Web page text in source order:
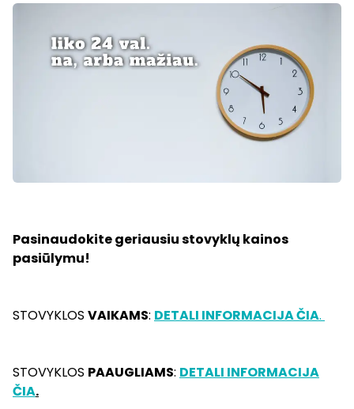
Pasinaudokite geriausiu stovyklų kainos
pasiūlymu!
STOVYKLOS VAIKAMS: DETALI INFORMACIJA ČIA.
STOVYKLOS PAAUGLIAMS: DETALI INFORMACIJA
ČIA.